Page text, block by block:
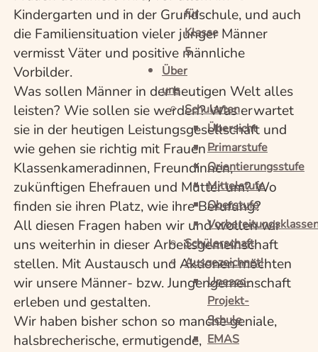
für
Klasse
5
Über
uns
Schularten
Übersicht
Primarstufe
Orientierungsstufe
Mittelstufe
Oberstufe
Schülerschaft
Ausgezeichnet!
Unesco-
Projekt-
Schule
EMAS
Kindergarten und in der Grundschule, und auch
die Familiensituation vieler junger Männer
vermisst Väter und positive männliche
Vorbilder.
Was sollen Männer in der heutigen Welt alles
leisten? Wie sollen sie werden? Was erwartet
sie in der heutigen Leistungsgesellschaft und
wie gehen sie richtig mit Frauen –
Klassenkameradinnen, Freundinnen,
zukünftigen Ehefrauen und Mütter um? Wo
finden sie ihren Platz, wie ihre Berufung?
All diesen Fragen haben wir und wollen wir
uns weiterhin in dieser Arbeitsgemeinschaft
stellen. Mit Austausch und Aktionen möchten
wir unsere Männer- bzw. Jungengemeinschaft
erleben und gestalten.
Wir haben bisher schon so manche geniale,
halsbrecherische, ermutigende,